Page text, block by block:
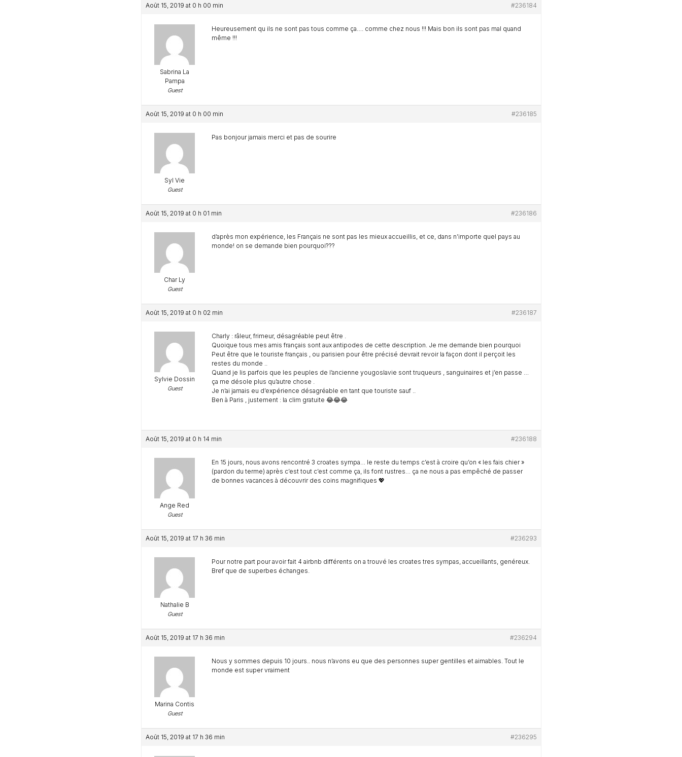
Août 15, 2019 at 0 h 00 min #236184
Sabrina La
Pampa
Guest
Heureusement qu ils ne sont pas tous comme ça…. comme chez nous !!! Mais bon ils sont pas mal quand
même !!!
Août 15, 2019 at 0 h 00 min #236185
Syl Vie
Guest
Pas bonjour jamais merci et pas de sourire
Août 15, 2019 at 0 h 01 min #236186
Char Ly
Guest
d’après mon expérience, les Français ne sont pas les mieux accueillis, et ce, dans n’importe quel pays au
monde! on se demande bien pourquoi???
Août 15, 2019 at 0 h 02 min #236187
Sylvie Dossin
Guest
Charly : râleur, frimeur, désagréable peut être .
Quoique tous mes amis français sont aux antipodes de cette description. Je me demande bien pourquoi
Peut être que le touriste français , ou parisien pour être précisé devrait revoir la façon dont il perçoit les
restes du monde ..
Quand je lis parfois que les peuples de l’ancienne yougoslavie sont truqueurs , sanguinaires et j’en passe …
ça me désole plus qu’autre chose .
Je n’ai jamais eu d’expérience désagréable en tant que touriste sauf ..
Ben à Paris , justement : la clim gratuite 😂😂😂
Août 15, 2019 at 0 h 14 min #236188
Ange Red
Guest
En 15 jours, nous avons rencontré 3 croates sympa… le reste du temps c’est à croire qu’on « les fais chier »
(pardon du terme) après c’est tout c’est comme ça, ils font rustres… ça ne nous a pas empêché de passer
de bonnes vacances à découvrir des coins magnifiques 💖
Août 15, 2019 at 17 h 36 min #236293
Nathalie B
Guest
Pour notre part pour avoir fait 4 airbnb différents on a trouvé les croates tres sympas, accueillants, genéreux.
Bref que de superbes échanges.
Août 15, 2019 at 17 h 36 min #236294
Marina Contis
Guest
Nous y sommes depuis 10 jours.. nous n’avons eu que des personnes super gentilles et aimables. Tout le
monde est super vraiment
Août 15, 2019 at 17 h 36 min #236295